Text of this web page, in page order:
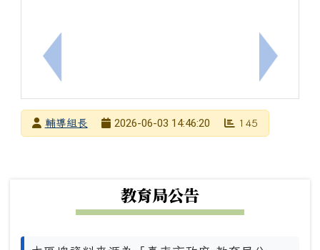
上一筆：[輔]轉知本市114學年度中輟生預防追蹤與
下一筆：
發布者輔導組長
2026-06-03 14:46:20 145
教育局公告